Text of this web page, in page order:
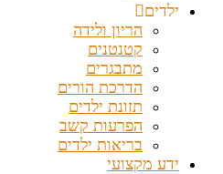
ילדים
הריון ולידה
קטנטנים
מתבגרים
הדרכת הורים
תזונת ילדים
הפרעות קשב
בריאות ילדים
ידע מקצועי